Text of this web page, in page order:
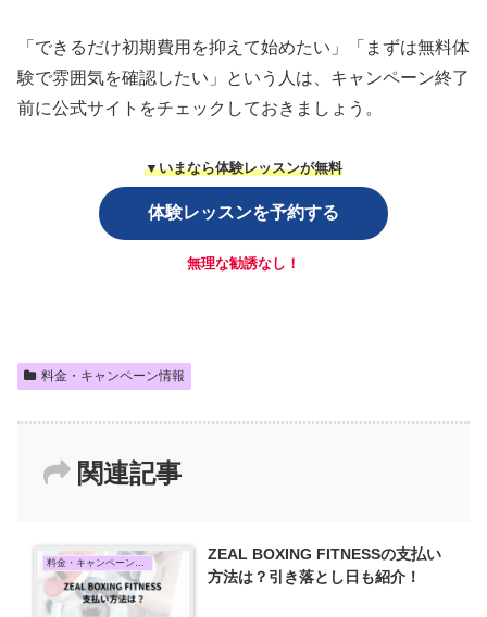
「できるだけ初期費用を抑えて始めたい」「まずは無料体
験で雰囲気を確認したい」という人は、キャンペーン終了
前に公式サイトをチェックしておきましょう。
▼いまなら体験レッスンが無料
体験レッスンを予約する
無理な勧誘なし！
料金・キャンペーン情報
関連記事
ZEAL BOXING FITNESSの支払い
方法は？引き落とし日も紹介！